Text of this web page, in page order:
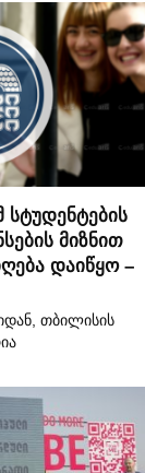
სტუდენტების
მიზნით
დაიწყო –
თბილისის